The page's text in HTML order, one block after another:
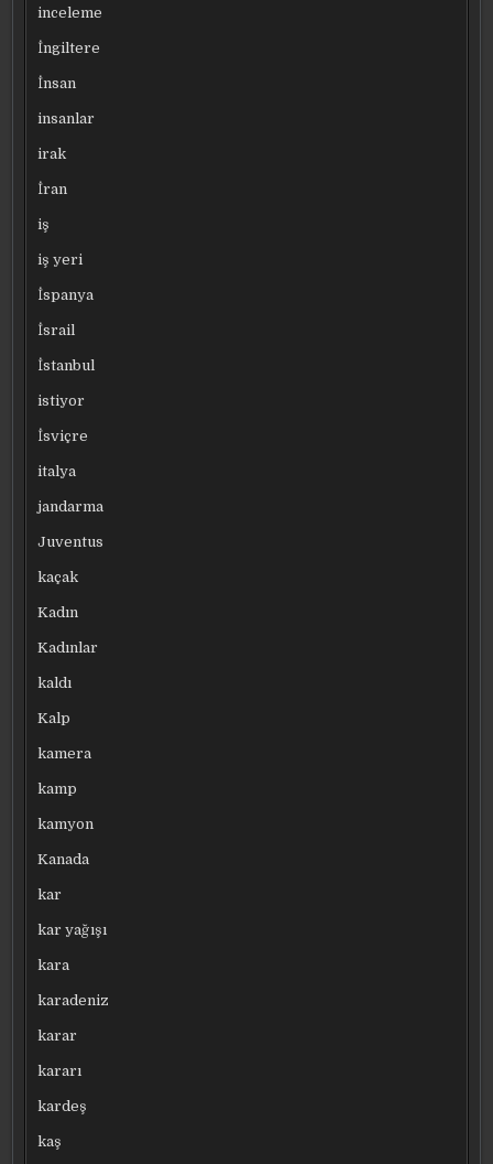
inceleme
İngiltere
İnsan
insanlar
irak
İran
iş
iş yeri
İspanya
İsrail
İstanbul
istiyor
İsviçre
italya
jandarma
Juventus
kaçak
Kadın
Kadınlar
kaldı
Kalp
kamera
kamp
kamyon
Kanada
kar
kar yağışı
kara
karadeniz
karar
kararı
kardeş
kaş